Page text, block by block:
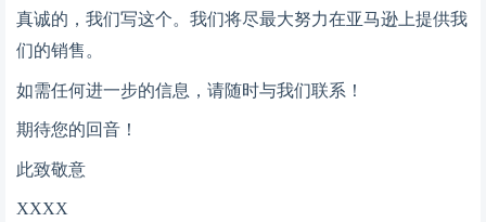
真诚的，我们写这个。我们将尽最大努力在亚马逊上提供我
们的销售。
如需任何进一步的信息，请随时与我们联系！
期待您的回音！
此致敬意
XXXX